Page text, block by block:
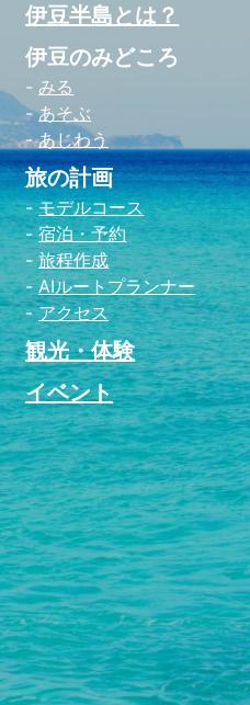
伊豆半島とは？
伊豆のみどころ
みる
あそぶ
あじわう
旅の計画
モデルコース
宿泊・予約
旅程作成
AIルートプランナー
アクセス
観光・体験
イベント